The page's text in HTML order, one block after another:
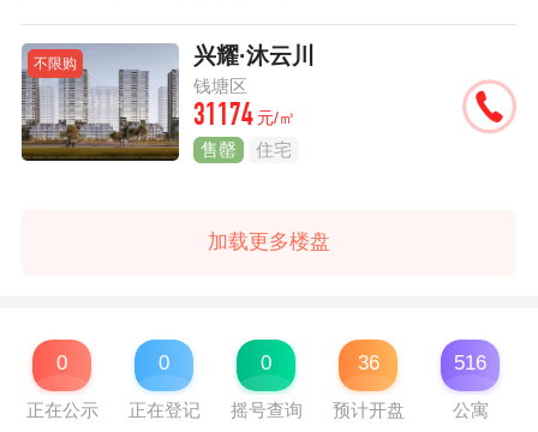
不限购 兴耀·沐云川
钱塘区
31174 元/㎡
售罄 住宅
加载更多楼盘
0
正在公示
0
正在登记
0
摇号查询
36
预计开盘
516
公寓